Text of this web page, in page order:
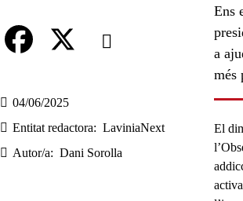
Comparteix
a
c
e
Compartir en altres xarxes
04/06/2025
Entitat redactora
LaviniaNext
Autor/a
Dani Sorolla
Ens
a
més
El
l’